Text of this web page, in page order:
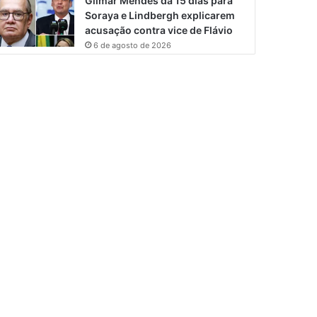
Soraya e Lindbergh explicarem
acusação contra vice de Flávio
6 de agosto de 2026